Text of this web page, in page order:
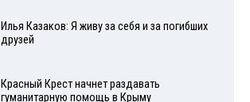
Илья Казаков: Я живу за себя и за погибших
друзей
Красный Крест начнет раздавать
гуманитарную помощь в Крыму